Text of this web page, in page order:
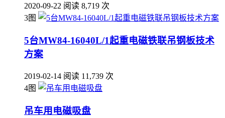
2020-09-22 阅读 8,719 次
3图
5台MW84-16040L/1起重电磁铁联吊钢板技术
方案
2019-02-14 阅读 11,739 次
4图
吊车用电磁吸盘